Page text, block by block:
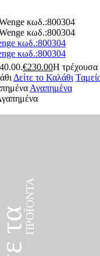
κωδ.:800304
κωδ.:800304
€230.00Η τρέχουσα
Δείτε το Καλάθι
Αγαπημένα
ΠΡΟΪΌΝΤΑ